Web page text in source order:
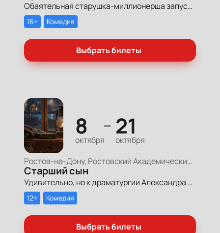
Обаятельная старушка-миллионерша запускает грандиозный поиск своих долгопотерянных племянниц, чтобы открыть им двери в мир богатства и оставить в наследство свои миллионы.
16+ Комедия
Выбрать билеты
8
октября
— 21
октября
Ростов-на-Дону, Ростовский Академический Театр Драмы, Малая сцена
Старший сын
Удивительно, но к драматургии Александра Вампилова Театр Горького за свою историю не обращался ни разу.
12+ Комедия
Выбрать билеты